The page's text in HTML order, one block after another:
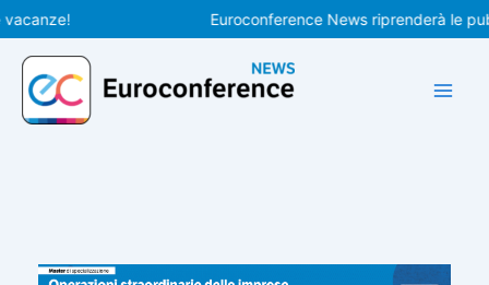
Vai
al
contenuto
Euroconference News riprenderà le